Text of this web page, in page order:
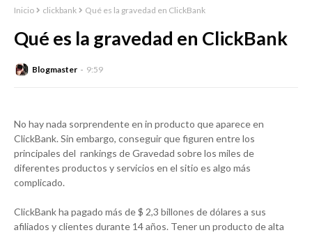
Inicio clickbank Qué es la gravedad en ClickBank
Qué es la gravedad en ClickBank
Blogmaster 9:59
No hay nada sorprendente en in producto que aparece en
ClickBank. Sin embargo, conseguir que figuren entre los
principales del rankings de Gravedad sobre los miles de
diferentes productos y servicios en el sitio es algo más
complicado.
ClickBank ha pagado más de $ 2,3 billones de dólares a sus
afiliados y clientes durante 14 años. Tener un producto de alta